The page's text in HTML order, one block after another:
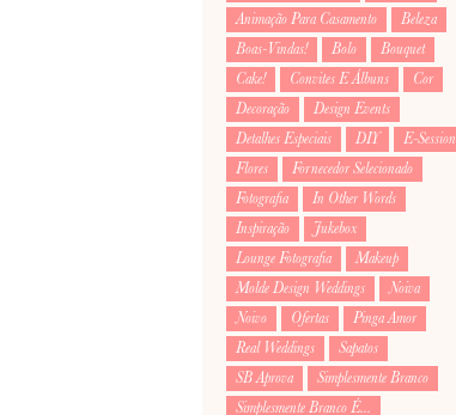
Animação Para Casamento
Beleza
Boas-Vindas!
Bolo
Bouquet
Cake!
Convites E Álbuns
Cor
Decoração
Design Events
Detalhes Especiais
DIY
E-Session
Flores
Fornecedor Selecionado
Fotografia
In Other Words
Inspiração
Jukebox
Lounge Fotografia
Makeup
Molde Design Weddings
Noiva
Noivo
Ofertas
Pinga Amor
Real Weddings
Sapatos
SB Aprova
Simplesmente Branco
Simplesmente Branco É...